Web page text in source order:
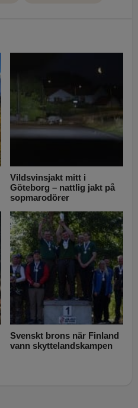
Vildsvinsjakt mitt i
Göteborg – nattlig jakt på
sopmarodörer
Svenskt brons när Finland
vann skyttelandskampen